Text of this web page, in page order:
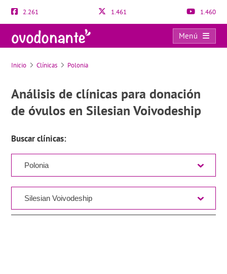
2.261 1.461 1.460
Menú
Directorio de clínicas para la donación de óvulos
Inicio Clínicas Polonia
Análisis de clínicas para donación
de óvulos en Silesian Voivodeship
Buscar clínicas: